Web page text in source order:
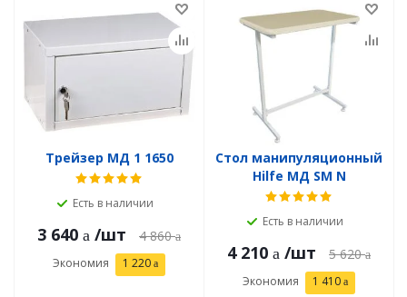
Трейзер МД 1 1650
Есть в наличии
3 640 /шт 4 860
Экономия 1 220
Стол манипуляционный
Hilfe МД SM N
Есть в наличии
4 210 /шт 5 620
Экономия 1 410